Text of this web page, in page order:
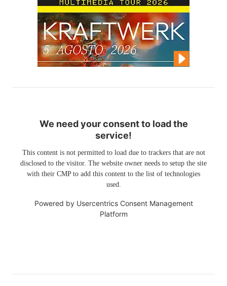
We need your consent to load the
service!
This content is not permitted to load due to trackers that are not
disclosed to the visitor. The website owner needs to setup the site
with their CMP to add this content to the list of technologies
used.
Powered by Usercentrics Consent Management
Platform